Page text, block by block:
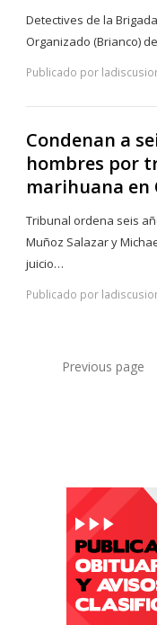
Detectives de la
Organizado (Brianco)
Publicado por
Condenan a
hombres por
marihuana en
Tribunal ordena seis
Muñoz Salazar y
juicio…
Publicado por
Previous page